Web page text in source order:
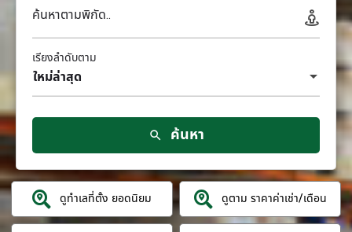
ค้นหาตามพิกัด..
ใหม่ล่าสุด
เรียงลำดับตาม
ค้นหา
ดูทำเลที่ตั้ง ยอดนิยม ดูตาม ราคาค่าเช่า/เดือน